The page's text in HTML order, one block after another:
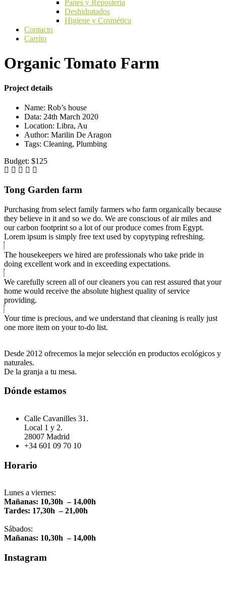
Panes y Repostería
Deshidratados
Higiene y Cosmética
Contacto
Carrito
Organic Tomato Farm
Project details
Name: Rob’s house
Data: 24th March 2020
Location: Libra, Au
Author: Marilin De Aragon
Tags: Cleaning, Plumbing
Budget: $125
Tong Garden farm
Purchasing from select family farmers who farm organically because
they believe in it and so we do. We are conscious of air miles and
our carbon footprint so a lot of our produce comes from Egypt.
Lorem ipsum is simply free text used by copytyping refreshing.
The housekeepers we hired are professionals who take pride in
doing excellent work and in exceeding expectations.
We carefully screen all of our cleaners you can rest assured that your
home would receive the absolute highest quality of service
providing.
Your time is precious, and we understand that cleaning is really just
one more item on your to-do list.
Desde 2012 ofrecemos la mejor selección en productos ecológicos y
naturales.
De la granja a tu mesa.
Dónde estamos
Calle Cavanilles 31.
Local 1 y 2.
28007 Madrid
+34 601 09 70 10
Horario
Lunes a viernes:
Mañanas: 10,30h – 14,00h
Tardes: 17,30h – 21,00h
Sábados:
Mañanas: 10,30h – 14,00h
Instagram